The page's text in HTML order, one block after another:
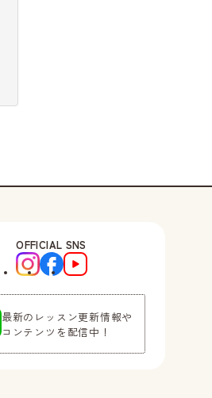
OFFICIAL SNS
最新のレッスン更新情報や
コンテンツを配信中！